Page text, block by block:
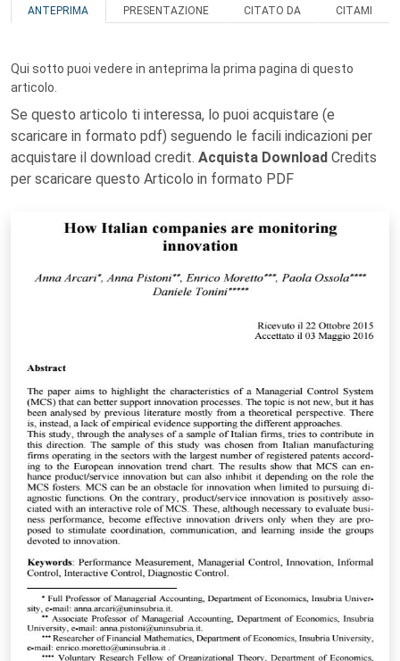
ANTEPRIMA PRESENTAZIONE CITATO DA CITAMI
Qui sotto puoi vedere in anteprima la prima pagina di questo
articolo.
Se questo articolo ti interessa, lo puoi acquistare (e
scaricare in formato pdf) seguendo le facili indicazioni per
acquistare il download credit. Acquista Download Credits
per scaricare questo Articolo in formato PDF